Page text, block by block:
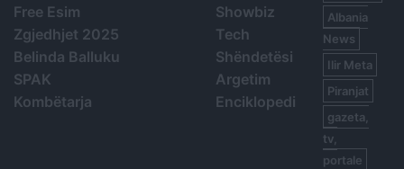
Free Esim
Zgjedhjet 2025
Belinda Balluku
SPAK
Kombëtarja
Showbiz
Tech
Shëndetësi
Argetim
Enciklopedi
Albania
News
Ilir Meta
Piranjat
gazeta,
tv,
portale